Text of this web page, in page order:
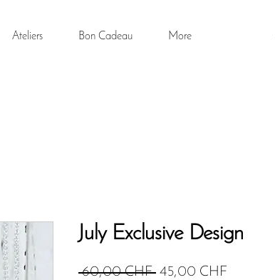
Ateliers Bon Cadeau More
July Exclusive Design
60,00 CHF Prix
45,00 CHF